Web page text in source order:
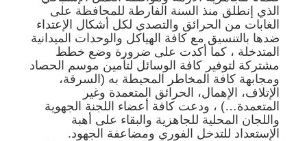
الذي إنطلق منذ السنة الفارطة للمحافظة على
الغابات من الحرائق والتصدي لكل أشكال الإعتداء
ضدها بالتنسيق مع كافة الهياكل والوحدات الميدانية
المتدخلة ، كما أكدت على ضرورة وضع خطط
مشتركة لتوفير كافة الوسائل لتأمين موسم الحصاد
ومجابهة كافة المخاطر المحيطة به (السرقة،
الإتلاف، الإهمال، الحرائق المتعمدة وغير
المتعمدة…) ، ودعت كافة أعضاء اللجنة الجهوية
واللجان المحلية للجاهزية والبقاء على أهبة
الإستعداد للتدخل الفوري ومضاعفة الجهود.